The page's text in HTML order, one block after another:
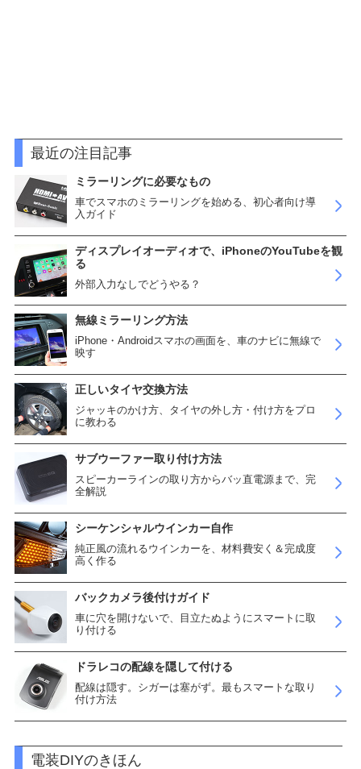
最近の注目記事
ミラーリングに必要なもの
車でスマホのミラーリングを始める、初心者向け導
入ガイド
ディスプレイオーディオで、iPhoneのYouTubeを観
る
外部入力なしでどうやる？
無線ミラーリング方法
iPhone・Androidスマホの画面を、車のナビに無線で
映す
正しいタイヤ交換方法
ジャッキのかけ方、タイヤの外し方・付け方をプロ
に教わる
サブウーファー取り付け方法
スピーカーラインの取り方からバッ直電源まで、完
全解説
シーケンシャルウインカー自作
純正風の流れるウインカーを、材料費安く＆完成度
高く作る
バックカメラ後付けガイド
車に穴を開けないで、目立たぬようにスマートに取
り付ける
ドラレコの配線を隠して付ける
配線は隠す。シガーは塞がず。最もスマートな取り
付け方法
電装DIYのきほん